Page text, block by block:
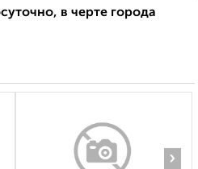
в черте города
›